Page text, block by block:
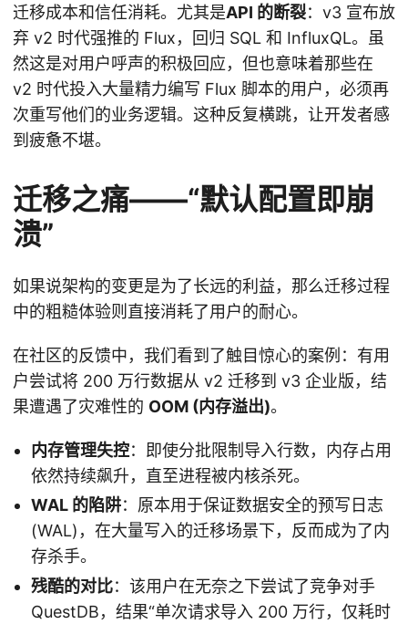
迁移成本和信任消耗。尤其是API 的断裂：v3 宣布放
弃 v2 时代强推的 Flux，回归 SQL 和 InfluxQL。虽
然这是对用户呼声的积极回应，但也意味着那些在
v2 时代投入大量精力编写 Flux 脚本的用户，必须再
次重写他们的业务逻辑。这种反复横跳，让开发者感
到疲惫不堪。
迁移之痛——“默认配置即崩
溃”
如果说架构的变更是为了长远的利益，那么迁移过程
中的粗糙体验则直接消耗了用户的耐心。
在社区的反馈中，我们看到了触目惊心的案例：有用
户尝试将 200 万行数据从 v2 迁移到 v3 企业版，结
果遭遇了灾难性的 OOM (内存溢出)。
内存管理失控：即使分批限制导入行数，内存占用
依然持续飙升，直至进程被内核杀死。
WAL 的陷阱：原本用于保证数据安全的预写日志
(WAL)，在大量写入的迁移场景下，反而成为了内
存杀手。
残酷的对比：该用户在无奈之下尝试了竞争对手
QuestDB，结果“单次请求导入 200 万行，仅耗时